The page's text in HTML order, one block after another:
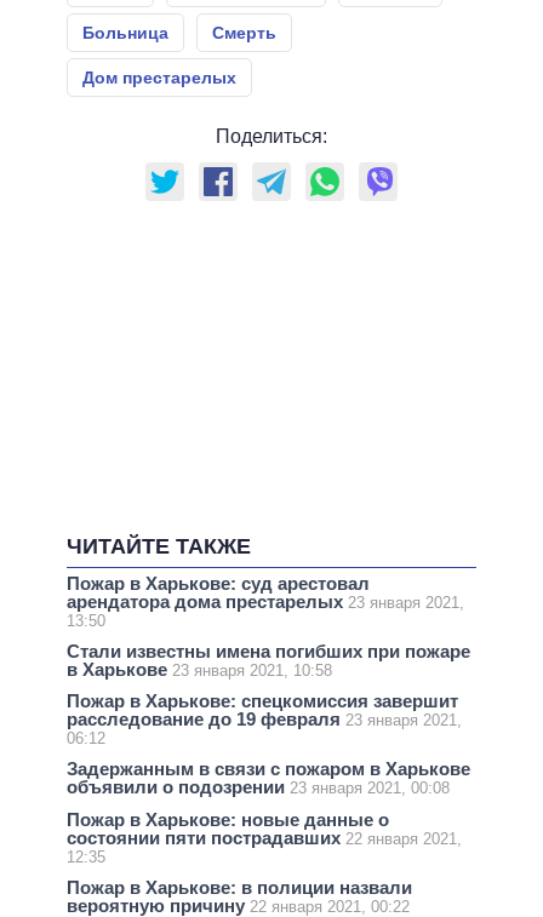
Больница Смерть
Дом престарелых
Поделиться:
ЧИТАЙТЕ ТАКЖЕ
Пожар в Харькове: суд арестовал
арендатора дома престарелых 23 января 2021,
13:50
Стали известны имена погибших при пожаре
в Харькове 23 января 2021, 10:58
Пожар в Харькове: спецкомиссия завершит
расследование до 19 февраля 23 января 2021,
06:12
Задержанным в связи с пожаром в Харькове
объявили о подозрении 23 января 2021, 00:08
Пожар в Харькове: новые данные о
состоянии пяти пострадавших 22 января 2021,
12:35
Пожар в Харькове: в полиции назвали
вероятную причину 22 января 2021, 00:22